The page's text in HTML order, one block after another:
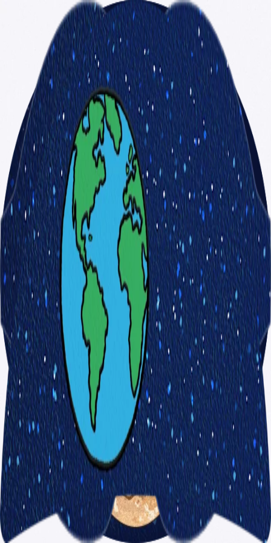
10 Αυγούστου 2026
18 ημέρες μέχρι τη νέα Γη
Enable notifications